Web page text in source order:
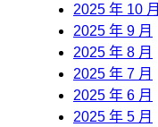
2025 年 10 月
2025 年 9 月
2025 年 8 月
2025 年 7 月
2025 年 6 月
2025 年 5 月